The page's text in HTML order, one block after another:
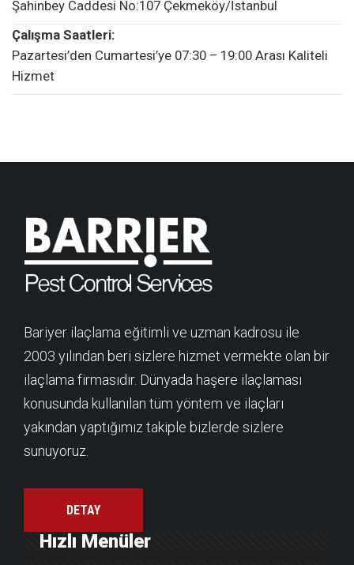
Şahinbey Caddesi No:107 Çekmeköy/İstanbul
Çalışma Saatleri:
Pazartesi’den Cumartesi’ye 07:30 – 19:00 Arası Kaliteli
Hizmet
Bariyer ilaçlama eğitimli ve uzman kadrosu ile
2003 yılından beri sizlere hizmet vermekte olan bir
ilaçlama firmasıdır. Dünyada haşere ilaçlaması
konusunda kullanılan tüm yöntem ve ilaçları
yakından yaptığımız takiple bizlerde sizlere
sunuyoruz.
DETAY
Hızlı Menüler